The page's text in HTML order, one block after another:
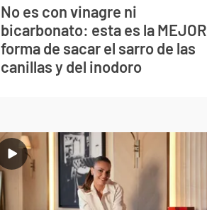
No es con vinagre ni
bicarbonato: esta es la MEJOR
forma de sacar el sarro de las
canillas y del inodoro